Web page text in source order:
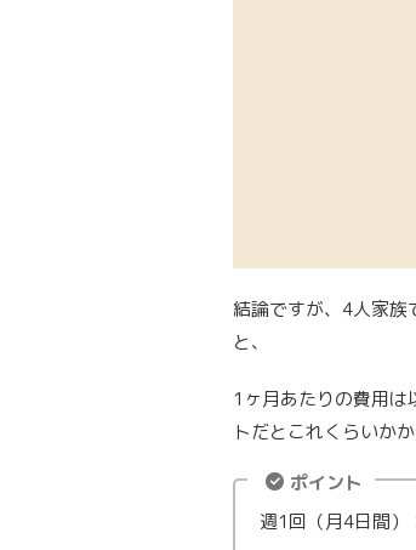
結論ですが、4人家
と、
1ヶ月あたりの費用
トだとこれくらいか
ポイント
週1回（月4日間